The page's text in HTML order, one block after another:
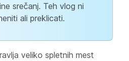
srečanj. Teh vlog ni
ali preklicati.
veliko spletnih mest